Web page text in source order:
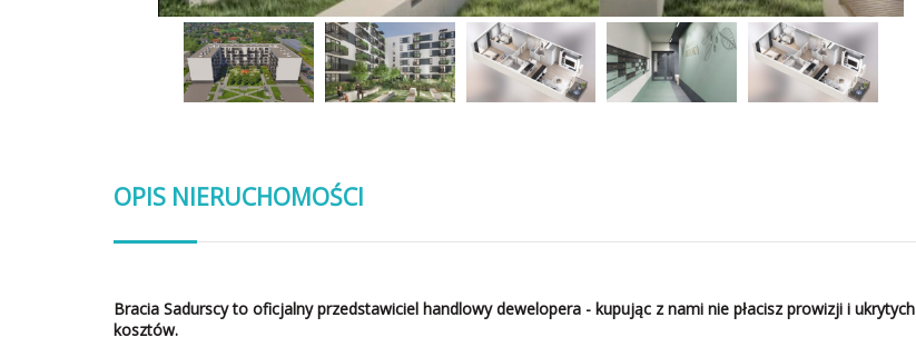
OPIS NIERUCHOMOŚCI
Bracia Sadurscy to oficjalny przedstawiciel handlowy dewelopera - kupując z nami nie płacisz prowizji i ukrytych
kosztów.